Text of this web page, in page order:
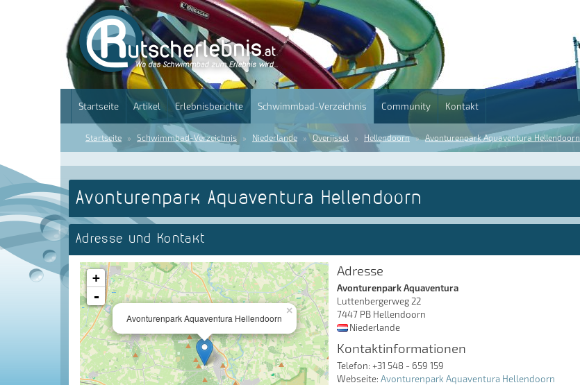
Startseite Artikel Erlebnisberichte Schwimmbad-Verzeichnis Community Kontakt
Startseite Schwimmbad-Verzeichnis Niederlande Overijssel Hellendoorn Avonturenpark Aquaventura Hellendoorn
Avonturenpark Aquaventura Hellendoorn
Adresse und Kontakt
×
Avonturenpark Aquaventura Hellendoorn
+
-
Adresse
Avonturenpark Aquaventura
Luttenbergerweg 22
7447 PB Hellendoorn
Niederlande
Kontaktinformationen
Telefon: +31 548 - 659 159
Webseite: Avonturenpark Aquaventura Hellendoorn